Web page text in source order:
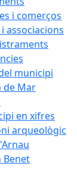
i comerços
associacions
municipi
de Mar
en xifres
arqueològic
Benet